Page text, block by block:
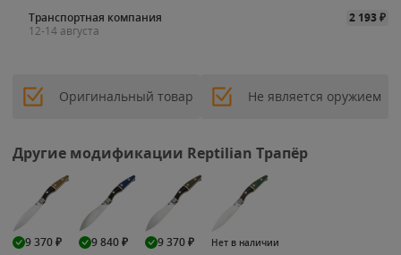
Транспортная компания
2 193₽
12-14 августа
Оригинальный товар Не является оружием
Другие модификации Reptilian Трапёр
9 370₽ 9 840₽ 9 370₽ Нет в наличии